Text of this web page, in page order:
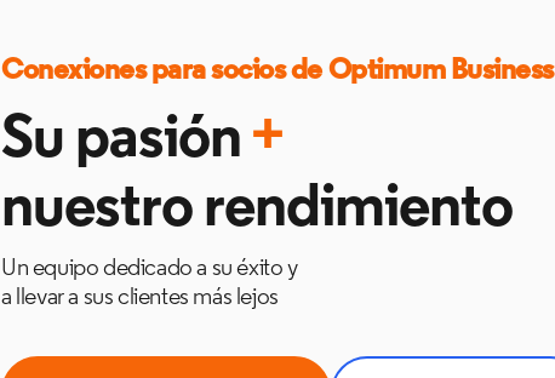
Conexiones para socios de Optimum Business
Su pasión +
nuestro rendimiento
Un equipo dedicado a su éxito y
a llevar a sus clientes más lejos